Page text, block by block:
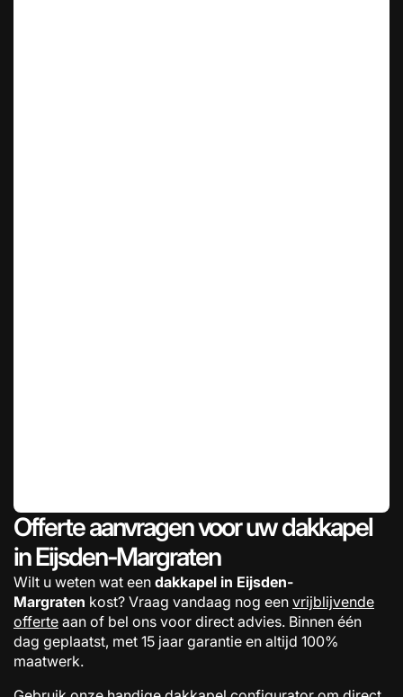
Offerte aanvragen voor uw dakkapel
in Eijsden-Margraten
Wilt u weten wat een dakkapel in Eijsden-
Margraten kost? Vraag vandaag nog een vrijblijvende
offerte aan of bel ons voor direct advies. Binnen één
dag geplaatst, met 15 jaar garantie en altijd 100%
maatwerk.